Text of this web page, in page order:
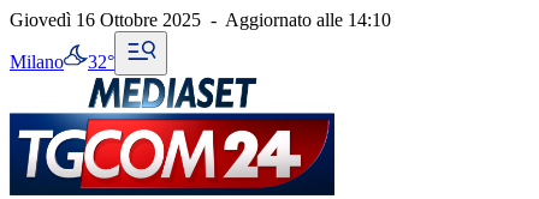
Giovedì 16 Ottobre 2025 - Aggiornato alle 14:10
Milano 32°